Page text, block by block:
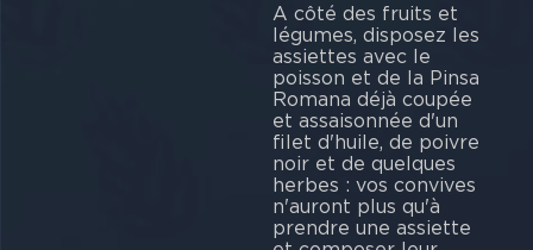
A côté des fruits et
légumes, disposez les
assiettes avec le
poisson et de la Pinsa
Romana déjà coupée
et assaisonnée d'un
filet d'huile, de poivre
noir et de quelques
herbes : vos convives
n'auront plus qu'à
prendre une assiette